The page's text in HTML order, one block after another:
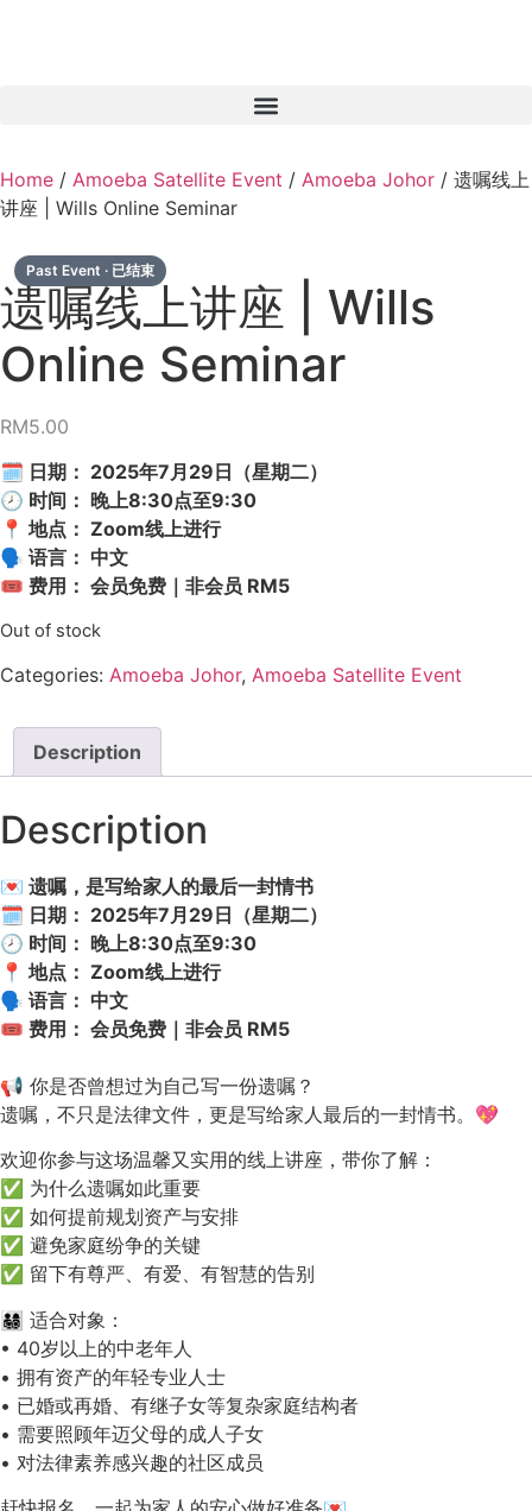
Home / Amoeba Satellite Event / Amoeba Johor / 遗嘱线上
讲座 | Wills Online Seminar
遗嘱线上讲座 | Wills
Online Seminar
RM5.00
🗓 日期： 2025年7月29日（星期二）
🕗 时间： 晚上8:30点至9:30
📍 地点： Zoom线上进行
🗣 语言： 中文
🎟 费用： 会员免费｜非会员 RM5
Out of stock
Categories: Amoeba Johor, Amoeba Satellite Event
Description
Description
💌 遗嘱，是写给家人的最后一封情书
🗓 日期： 2025年7月29日（星期二）
🕗 时间： 晚上8:30点至9:30
📍 地点： Zoom线上进行
🗣 语言： 中文
🎟 费用： 会员免费｜非会员 RM5
📢 你是否曾想过为自己写一份遗嘱？
遗嘱，不只是法律文件，更是写给家人最后的一封情书。💖
欢迎你参与这场温馨又实用的线上讲座，带你了解：
✅ 为什么遗嘱如此重要
✅ 如何提前规划资产与安排
✅ 避免家庭纷争的关键
✅ 留下有尊严、有爱、有智慧的告别
👨‍👩‍👧‍👦 适合对象：
•⁠ ⁠40岁以上的中老年人
•⁠ ⁠拥有资产的年轻专业人士
•⁠ ⁠已婚或再婚、有继子女等复杂家庭结构者
•⁠ ⁠需要照顾年迈父母的成人子女
•⁠ ⁠对法律素养感兴趣的社区成员